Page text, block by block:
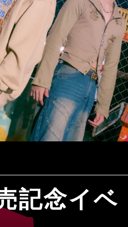
記念イベ